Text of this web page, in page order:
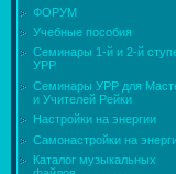
ФОРУМ
Учебные пособия
Семинары 1-й и 2-й
УРР
Семинары УРР для
и Учителей Рейки
Настройки на энергии
Самонастройки на
Каталог музыкальных